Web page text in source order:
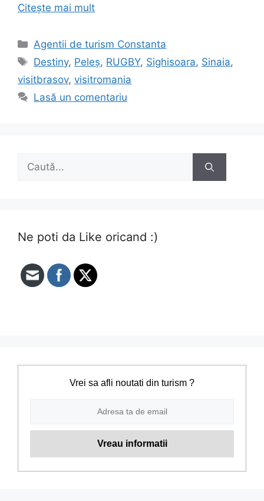
Citește mai mult
Categorii
Agentii de turism Constanta
Etichete
Destiny, Peleș, RUGBY, Sighisoara, Sinaia,
visitbrasov, visitromania
Lasă un comentariu
Caută
Ne poti da Like oricand :)
Vrei sa afli noutati din turism ?